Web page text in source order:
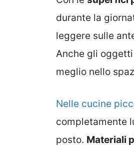
durante la
leggere sulle
Anche gli
meglio nello
Nelle cucine
completamente
posto. Materiali